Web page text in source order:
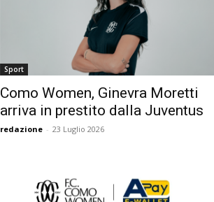
Sport
Como Women, Ginevra Moretti
arriva in prestito dalla Juventus
redazione - 23 Luglio 2026